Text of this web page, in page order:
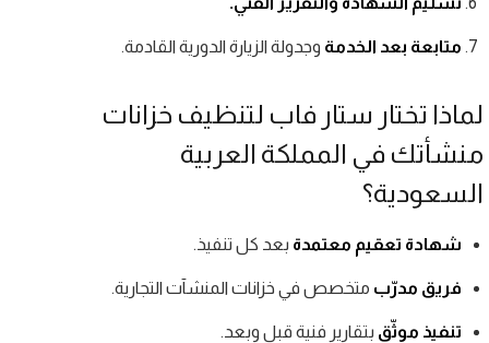
متابعة بعد الخدمة وجدولة الزيارة الدورية القادمة.
لماذا تختار ستار فاب لتنظيف خزانات
منشأتك في المملكة العربية
السعودية؟
شهادة تعقيم معتمدة بعد كل تنفيذ.
فريق مدرّب متخصص في خزانات المنشآت التجارية.
تنفيذ موثّق بتقارير فنية قبل وبعد.